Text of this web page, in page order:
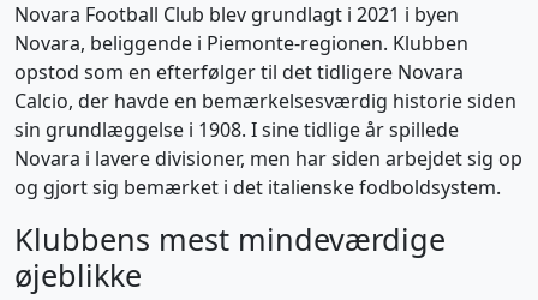
Novara Football Club blev grundlagt i 2021 i byen
Novara, beliggende i Piemonte-regionen. Klubben
opstod som en efterfølger til det tidligere Novara
Calcio, der havde en bemærkelsesværdig historie siden
sin grundlæggelse i 1908. I sine tidlige år spillede
Novara i lavere divisioner, men har siden arbejdet sig op
og gjort sig bemærket i det italienske fodboldsystem.
Klubbens mest mindeværdige
øjeblikke